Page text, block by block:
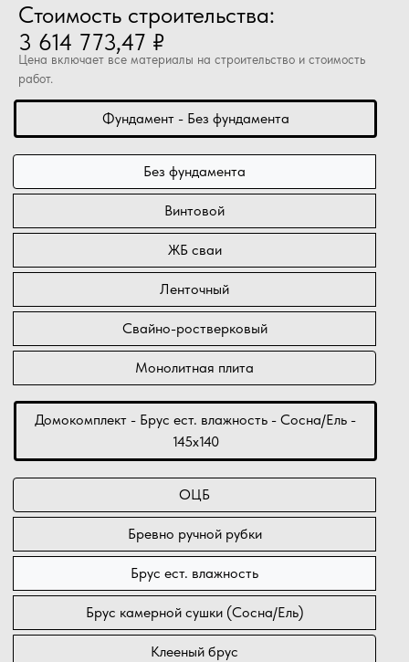
Стоимость строительства:
3 614 773,47 ₽
Цена включает все материалы на строительство и стоимость
работ.
Фундамент - Без фундамента
Без фундамента
Винтовой
ЖБ сваи
Ленточный
Свайно-ростверковый
Монолитная плита
Домокомплект - Брус ест. влажность - Сосна/Ель -
145х140
ОЦБ
Бревно ручной рубки
Брус ест. влажность
Брус камерной сушки (Сосна/Ель)
Клееный брус